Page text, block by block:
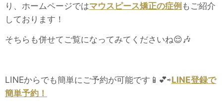
り、ホームページではマウスピース矯正の症例 もご紹介
しております！
そちらも併せてご覧になってみてくださいね😌🎶
LINEからでも簡単にご予約が可能です📱💕⇨LINE登録で
簡単予約！